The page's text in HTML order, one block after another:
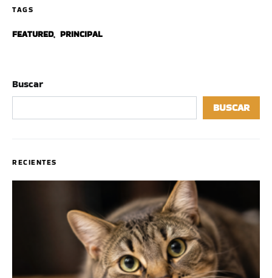
TAGS
FEATURED, PRINCIPAL
Buscar
BUSCAR
RECIENTES